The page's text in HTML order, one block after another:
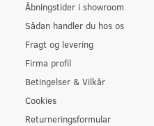
Åbningstider i showroom
Sådan handler du hos os
Fragt og levering
Firma profil
Betingelser & Vilkår
Cookies
Returneringsformular